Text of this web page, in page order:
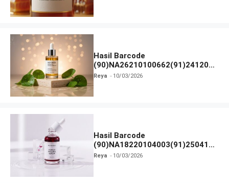
Hasil Barcode
(90)NA26210100662(91)241203
dan Izin BPOM
Reya 10/03/2026
Hasil Barcode
(90)NA18220104003(91)250418
dan Izin BPOM
Reya 10/03/2026